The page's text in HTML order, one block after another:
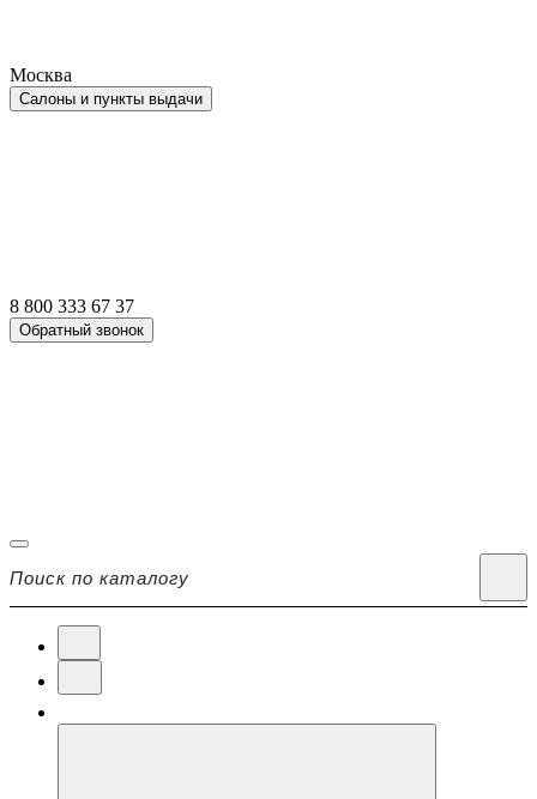
Москва
Салоны и пункты выдачи
8 800 333 67 37
Обратный звонок